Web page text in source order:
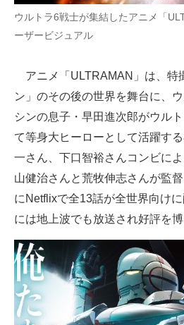
経営リーダーのコミュニティ
マーケ×ITの今がよく分かる
企業向けIT製品の総合サイト
IT製品の技術・比較・事例
製造業のIT導入・活用を支援
モノづくり技術者専門サイト
エレクトロニクス専門サイト
電子設計の基本と応用
エネルギーの専門メディア
建設×テクノロジーの最前線
ウルトラ6戦士が集結したアニメ「
ーザービジュアル
アニメ「ULTRAMAN」は、特
ン」のその後の世界を舞台に、
シンの息子・早田進次郎がウル
て等身大ヒーローとして活躍す
一さん、下口智裕さんコンビに
山健治さんと荒牧伸志さんが監
にNetflixで全13話が全世界向け
には地上波でも放送され好評を博